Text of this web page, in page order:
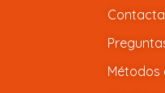
Métodos